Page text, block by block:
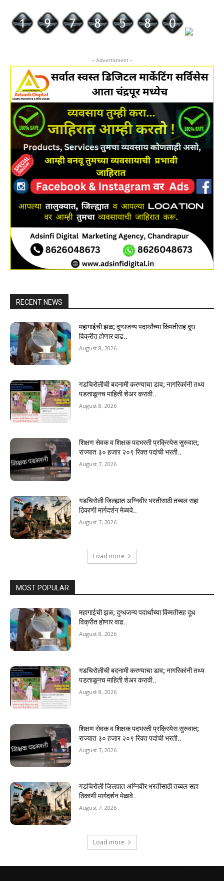
- Advertisment -
RECENT NEWS
महागाईची झळ; दुग्धजन्य पदार्थांच्या किंमतीसह दूध
विक्रीत होणार वाढ..
August 8, 2026
गडचिरोलीची बदनामी करण्याचा डाव; नागरिकांनी तथ्य
पडताळूनच माहिती शेअर करावी..
August 8, 2026
शिक्षण सेवक व शिक्षक पदभरती प्रक्रियेस सुरुवात;
राज्यात ३० हजार २०९ रिक्त पदांची भरती..
August 7, 2026
गडचिरोली जिल्ह्यात अग्निवीर भरतीसाठी तब्बल सहा
ठिकाणी मार्गदर्शन मेळावे..
August 7, 2026
Load more
MOST POPULAR
महागाईची झळ; दुग्धजन्य पदार्थांच्या किंमतीसह दूध
विक्रीत होणार वाढ..
August 8, 2026
गडचिरोलीची बदनामी करण्याचा डाव; नागरिकांनी तथ्य
पडताळूनच माहिती शेअर करावी..
August 8, 2026
शिक्षण सेवक व शिक्षक पदभरती प्रक्रियेस सुरुवात;
राज्यात ३० हजार २०९ रिक्त पदांची भरती..
August 7, 2026
गडचिरोली जिल्ह्यात अग्निवीर भरतीसाठी तब्बल सहा
ठिकाणी मार्गदर्शन मेळावे..
August 7, 2026
Load more